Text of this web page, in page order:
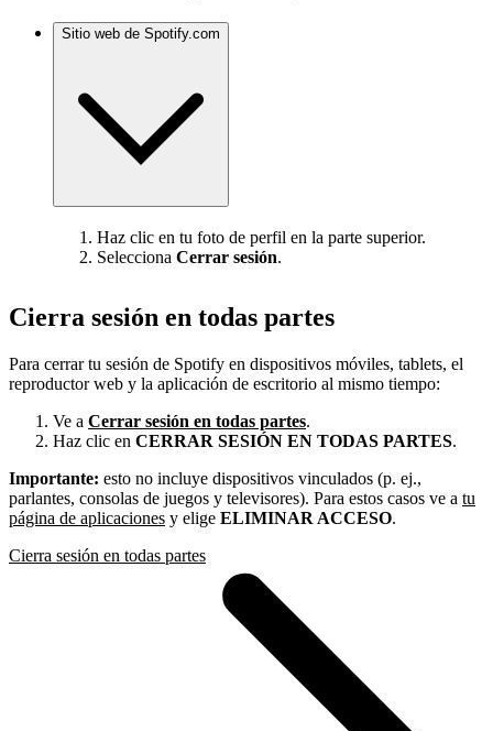
Sitio web de Spotify.com
Haz clic en tu foto de perfil en la parte superior.
Selecciona Cerrar sesión.
Cierra sesión en todas partes
Para cerrar tu sesión de Spotify en dispositivos móviles, tablets, el
reproductor web y la aplicación de escritorio al mismo tiempo:
Ve a Cerrar sesión en todas partes.
Haz clic en CERRAR SESIÓN EN TODAS PARTES.
Importante: esto no incluye dispositivos vinculados (p. ej.,
parlantes, consolas de juegos y televisores). Para estos casos ve a tu
página de aplicaciones y elige ELIMINAR ACCESO.
Cierra sesión en todas partes